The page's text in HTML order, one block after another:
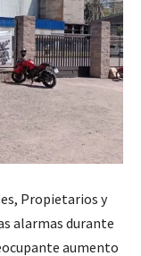
Propietarios y
alarmas durante
aumento